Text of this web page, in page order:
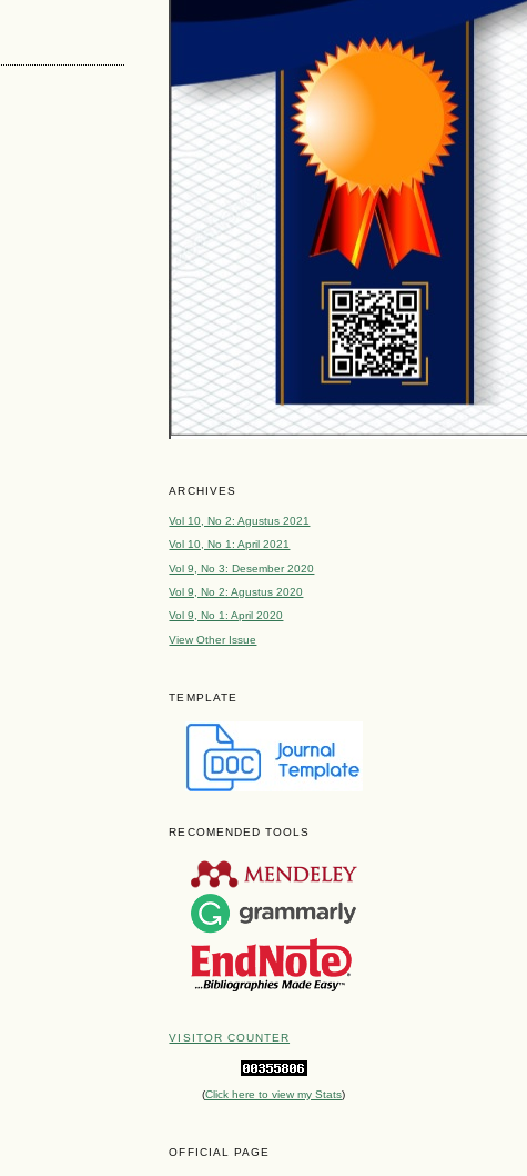
ARCHIVES
Vol 10, No 2: Agustus 2021
Vol 10, No 1: April 2021
Vol 9, No 3: Desember 2020
Vol 9, No 2: Agustus 2020
Vol 9, No 1: April 2020
View Other Issue
TEMPLATE
RECOMENDED TOOLS
VISITOR COUNTER
(Click here to view my Stats)
OFFICIAL PAGE